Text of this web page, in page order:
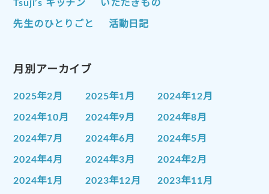
Tsuji’s キッチン いただきもの
先生のひとりごと 活動日記
月別アーカイブ
2025年2月 2025年1月 2024年12月
2024年10月 2024年9月 2024年8月
2024年7月 2024年6月 2024年5月
2024年4月 2024年3月 2024年2月
2024年1月 2023年12月 2023年11月